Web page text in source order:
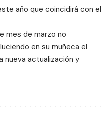
año que coincidirá con el
mes de marzo no
en su muñeca el
nueva actualización y